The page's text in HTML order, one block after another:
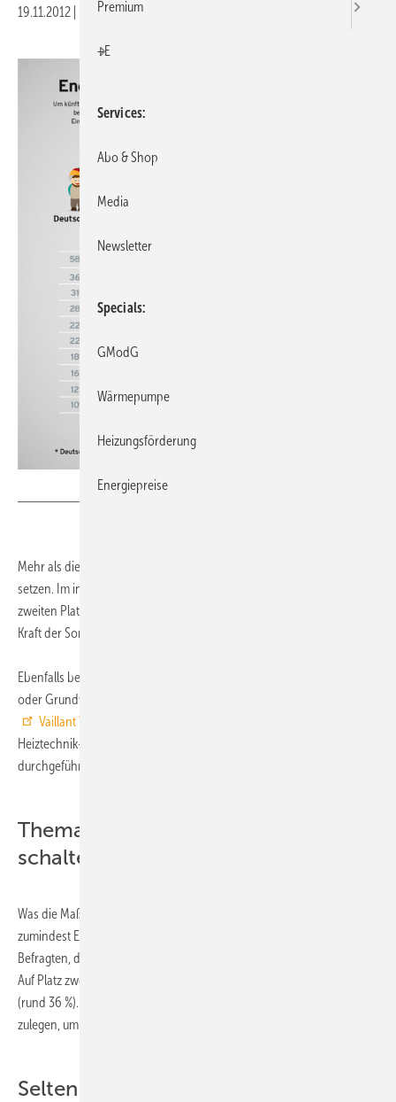
19.11.2012 Druckvorschau
Mehr als die Hälfte der Deutschen plant künftig auf Solarthermie zu
setzen. Im internationalen Vergleich liegt Deutschland damit auf dem
zweiten Platz, nur in Italien ist der Anteil derjenigen, die künftig mit der
Kraft der Sonne heizen wollen, noch höher.
Ebenfalls beliebt als künftige Energiequelle ist die Wärme aus Luft, Erde
oder Grundwasser. Das ist eines der Ergebnisse des ersten
Vaillant Wärmebarometers
Heiztechnik-Unternehmen in Zusammenarbeit mit TNS Infratest
durchgeführt hat.
Thema Energiesparen: Deutsche
schalten ab
Was die Maßnahmen zum Energiesparen betrifft, besteht international
zumindest Einigkeit: In allen Ländern versuchen die meisten
Befragten, den Stand-by-Betrieb von Elektrogeräten zu vermeiden.
Auf Platz zwei folgt in Deutschland der Kauf von regionalen Produkten
(rund 36 %). Etwa 31 % würden sich hierzulande ein sparsameres Auto
zulegen, um den persönlichen Energieverbrauch zu reduzieren.
Selten im Fokus: Effizientere
Premium
+E
Services
Abo & Shop
Media
Newsletter
Specials
GModG
Wärmepumpe
Heizungsförderung
Energiepreise